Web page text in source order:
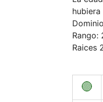
hubiera
Rango: